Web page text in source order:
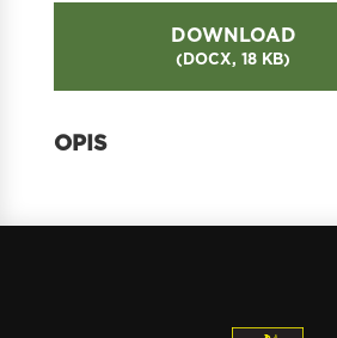
DOWNLOAD
( DOCX, 18 KB)